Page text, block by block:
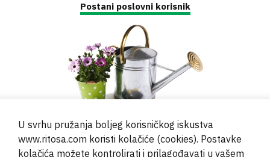
Postani poslovni korisnik
U svrhu pružanja boljeg korisničkog iskustva
www.ritosa.com koristi kolačiće (cookies). Postavke
kolačića možete kontrolirati i prilagođavati u vašem